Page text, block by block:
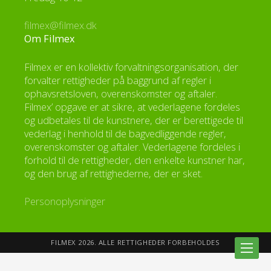
filmex@filmex.dk
Om Filmex
Filmex er en kollektiv forvaltningsorganisation, der
forvalter rettigheder på baggrund af regler i
ophavsretsloven, overenskomster og aftaler.
Filmex’ opgave er at sikre, at vederlagene fordeles
og udbetales til de kunstnere, der er berettigede til
vederlag i henhold til de bagvedliggende regler,
overenskomster og aftaler. Vederlagene fordeles i
forhold til de rettigheder, den enkelte kunstner har,
og den brug af rettighederne, der er sket.
Personoplysninger
FILMEX 2026. ALLE RETTIGHEDER FORBEHOLDES